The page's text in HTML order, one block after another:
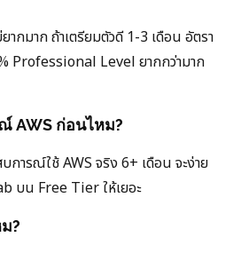
กมาก ถ้าเตรียมตัวดี 1-3 เดือน อัตรา
Professional Level ยากกว่ามาก
AWS ก่อนไหม?
การณ์ใช้ AWS จริง 6+ เดือน จะง่าย
บน Free Tier ให้เยอะ
?